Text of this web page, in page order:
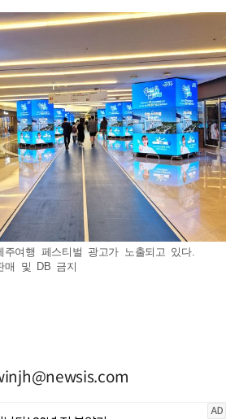
여행 페스티벌 광고가 노출되고 있다.
매 및 DB 금지